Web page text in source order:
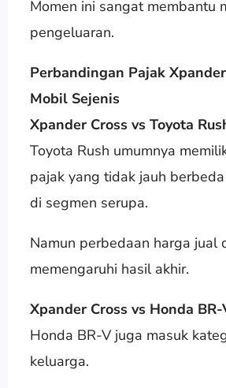
Momen ini sangat membantu
pengeluaran.
Perbandingan Pajak
Mobil Sejenis
Xpander Cross vs Toyota
Toyota Rush umumnya
pajak yang tidak jauh
di segmen serupa.
Namun perbedaan harga jual
memengaruhi hasil akhir.
Xpander Cross vs Honda BR-
Honda BR-V juga masuk
keluarga.